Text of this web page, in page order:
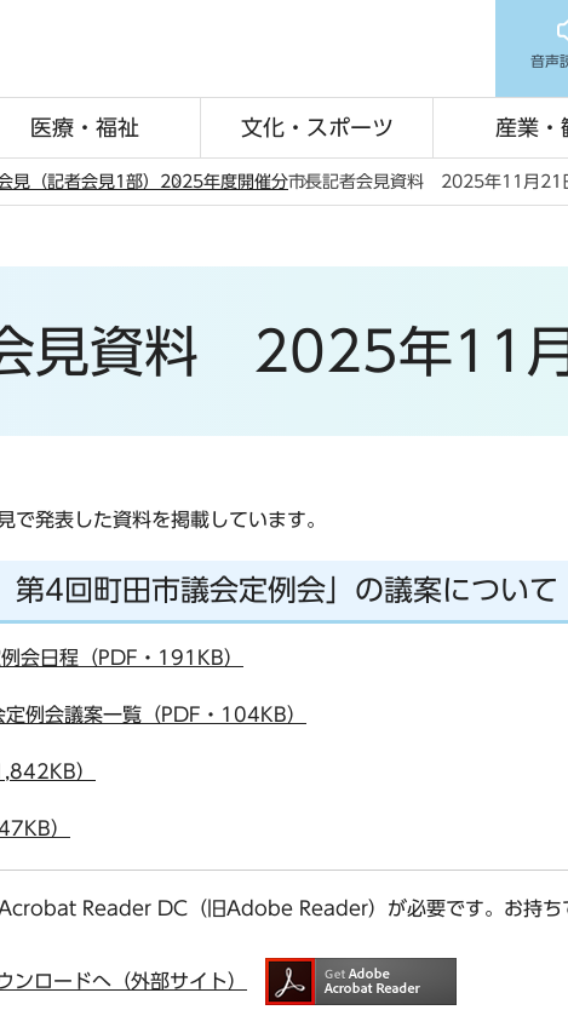
音声
医療・福祉 文化・スポーツ 産業・
見（記者会見1部） 2025年度開催分市長記者会見資料 2025年11月21
見資料 2025年11
発表した資料を掲載しています。
4回町田市議会定例会」の議案について
会日程（PDF・191KB）
例会議案一覧（PDF・104KB）
）
）
Reader DC（旧Adobe Reader）が必要です。お持ち
ロードへ（外部サイト）